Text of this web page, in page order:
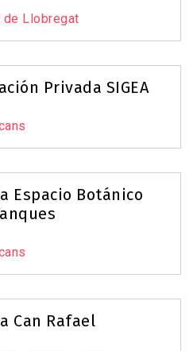
de Llobregat
Privada SIGEA
Espacio Botánico
Can Rafael